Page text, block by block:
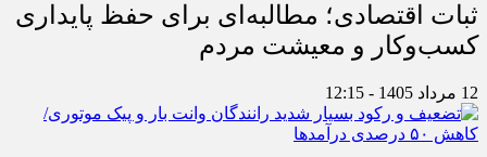
ثبات اقتصادی؛ مطالبه‌ای برای حفظ پایداری
کسب‌وکار و معیشت مردم
12 مرداد 1405 - 12:15